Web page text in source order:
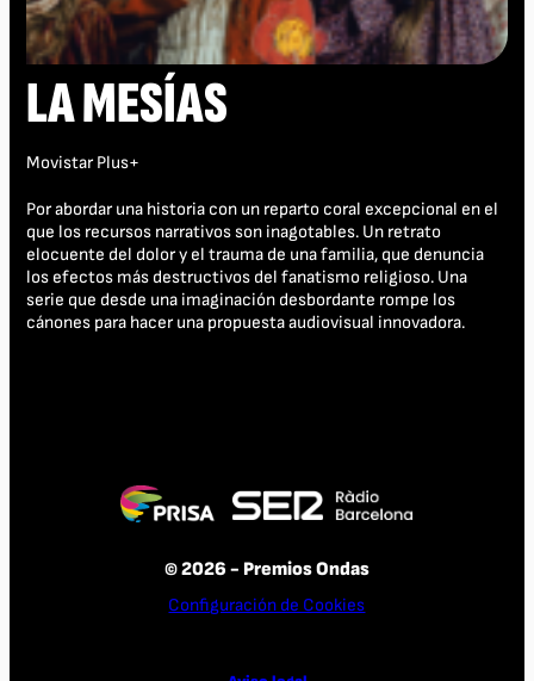
LA MESÍAS
Movistar Plus+
Por abordar una historia con un reparto coral excepcional en el
que los recursos narrativos son inagotables. Un retrato
elocuente del dolor y el trauma de una familia, que denuncia
los efectos más destructivos del fanatismo religioso. Una
serie que desde una imaginación desbordante rompe los
cánones para hacer una propuesta audiovisual innovadora.
© 2026 - Premios Ondas
Configuración de Cookies